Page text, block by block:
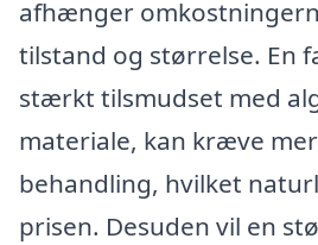
afhænger
tilstand og størrelse. En
stærkt tilsmudset med
materiale, kan kræve
behandling, hvilket
prisen. Desuden vil en